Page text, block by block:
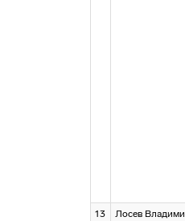
13
Лосев